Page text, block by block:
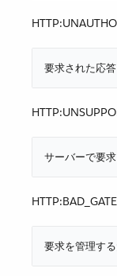
要求された応
サーバーで要
要求を管理す